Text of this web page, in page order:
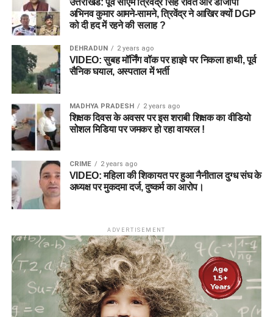
अभिनव कुमार आमने-सामने, त्रिवेंद्र ने आखिर क्यों DGP
को दी हद में रहने की सलाह ?
DEHRADUN 2 years ago
VIDEO: सुबह मॉर्निंग वॉक पर हाइवे पर निकला हाथी, पूर्व
सैनिक घयाल, अस्पताल में भर्ती
MADHYA PRADESH 2 years ago
शिक्षक दिवस के अवसर पर इस शराबी शिक्षक का वीडियो
सोशल मिडिया पर जमकर हो रहा वायरल !
CRIME 2 years ago
VIDEO: महिला की शिकायत पर हुआ नैनीताल दुग्ध संघ के
अध्यक्ष पर मुकदमा दर्ज, दुष्कर्म का आरोप।
ADVERTISEMENT